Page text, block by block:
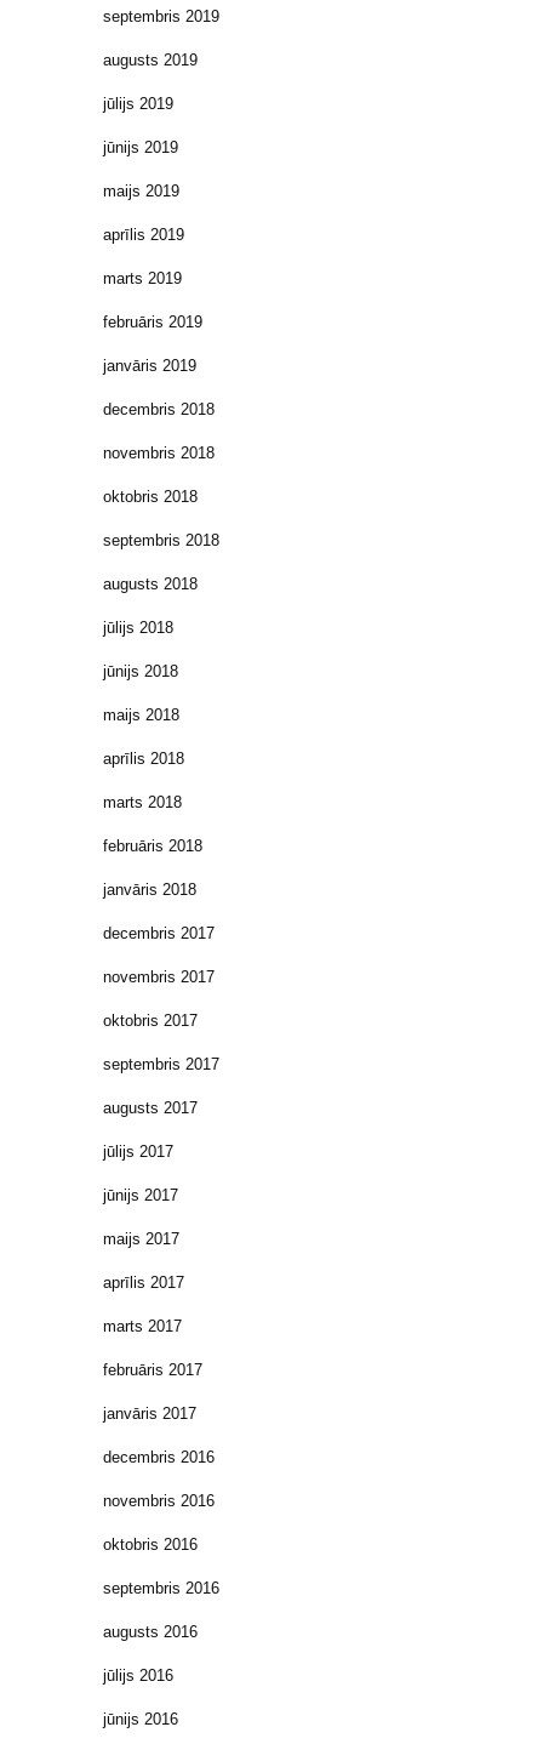
septembris 2019
augusts 2019
jūlijs 2019
jūnijs 2019
maijs 2019
aprīlis 2019
marts 2019
februāris 2019
janvāris 2019
decembris 2018
novembris 2018
oktobris 2018
septembris 2018
augusts 2018
jūlijs 2018
jūnijs 2018
maijs 2018
aprīlis 2018
marts 2018
februāris 2018
janvāris 2018
decembris 2017
novembris 2017
oktobris 2017
septembris 2017
augusts 2017
jūlijs 2017
jūnijs 2017
maijs 2017
aprīlis 2017
marts 2017
februāris 2017
janvāris 2017
decembris 2016
novembris 2016
oktobris 2016
septembris 2016
augusts 2016
jūlijs 2016
jūnijs 2016